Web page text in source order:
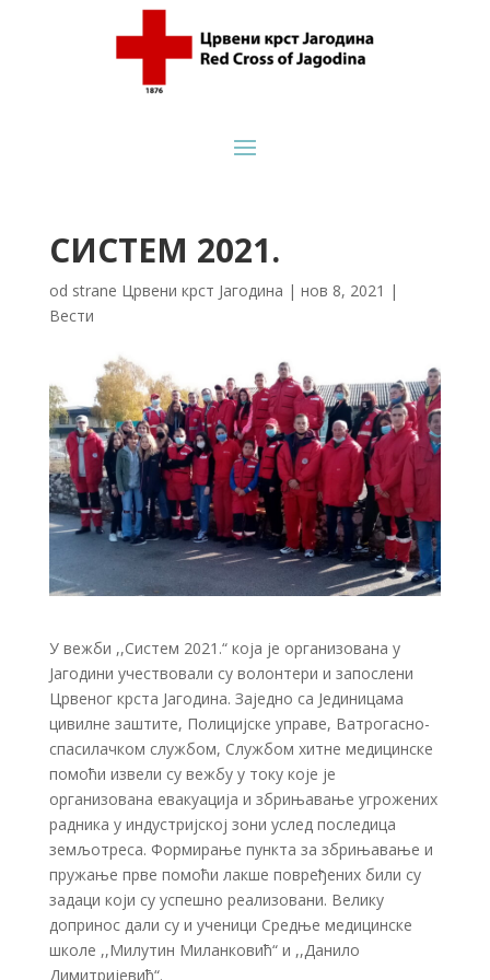
СИСТЕМ 2021.
od strane Црвени крст Јагодина | нов 8, 2021 |
Вести
У вежби ,,Систем 2021.“ која је организована у
Јагодини учествовали су волонтери и запослени
Црвеног крста Јагодина. Заједно са Јединицама
цивилне заштите, Полицијске управе, Ватрогасно-
спасилачком службом, Службом хитне медицинске
помоћи извели су вежбу у току које је
организована евакуација и збрињавање угрожених
радника у индустријској зони услед последица
земљотреса. Формирање пункта за збрињавање и
пружање прве помоћи лакше повређених били су
задаци који су успешно реализовани. Велику
допринос дали су и ученици Средње медицинске
школе ,,Милутин Миланковић“ и ,,Данило
Димитријевић“.